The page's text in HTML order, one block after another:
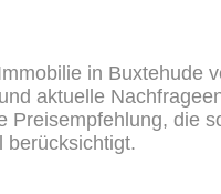
in Buxtehude
aktuelle
Preisempfehlung, die
berücksichtigt.